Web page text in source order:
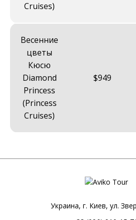
Cruises)
Весенние
цветы
Кюсю
Diamond
Princess
(Princess
Cruises)
$949
Украина, г. Киев, ул.